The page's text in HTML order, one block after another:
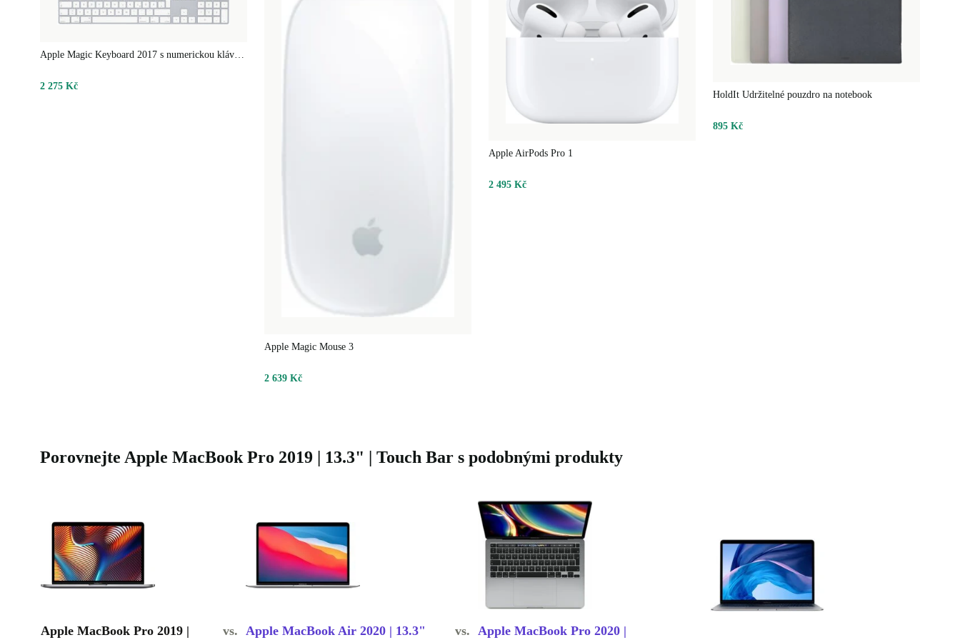
refurbed MacBook Pro 2019 je v až 40 krocích plně repasován,
2 275 Kč
Apple Magic Mouse 3
2 639 Kč
Apple AirPods Pro 1
2 495 Kč
HoldIt Udržitelné pouzdro na notebook
895 Kč
Porovnejte Apple MacBook Pro 2019 | 13.3" | Touch Bar s podobnými produkty
Apple MacBook Pro 2019 | vs. Apple MacBook Air 2020 | 13.3" vs. Apple MacBook Pro 2020 |